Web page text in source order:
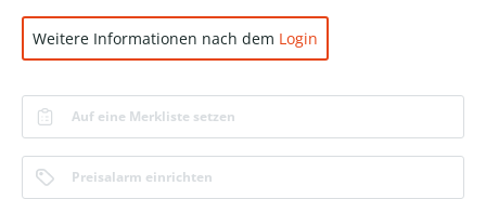
Weitere Informationen nach dem Login
Auf eine Merkliste setzen
Preisalarm einrichten